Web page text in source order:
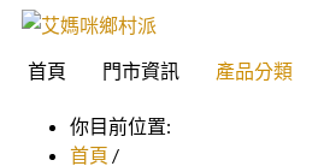
首頁 門市資訊 產品分類
你目前位置:
首頁 /